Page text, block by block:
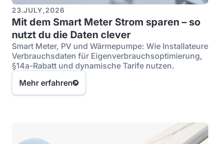
23.JULY,2026
Mit dem Smart Meter Strom sparen – so
nutzt du die Daten clever
Smart Meter, PV und Wärmepumpe: Wie Installateure
Verbrauchsdaten für Eigenverbrauchsoptimierung,
§14a-Rabatt und dynamische Tarife nutzen.
Mehr erfahren